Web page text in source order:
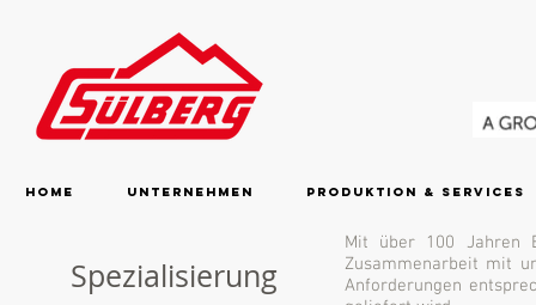
Home Unternehmen Produktion & Services
Spezialisierung
Mit über 100 Jahren
Zusammenarbeit mit
Anforderungen